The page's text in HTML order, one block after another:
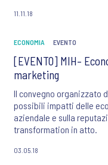
11.11.18
ECONOMIA EVENTO
[EVENTO] MIH–
marketing
Il convegno organizzato
possibili impatti delle
aziendale e sulla
transformation in atto.
03.05.18